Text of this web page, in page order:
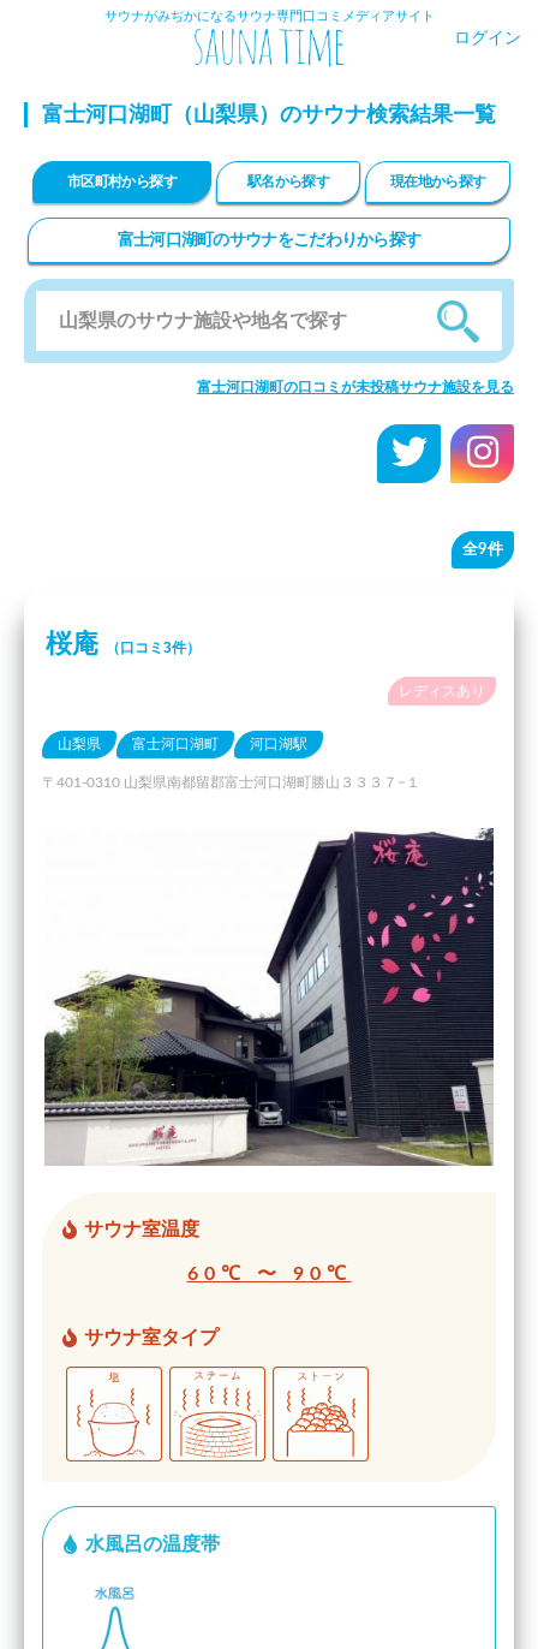
サウナがみぢかになるサウナ専門口コミメディアサイト
ログイン
富士河口湖町 （山梨県）のサウナ検索結果一覧
市区町村から探す 駅名から探す 現在地から探す
富士河口湖町のサウナをこだわりから探す
富士河口湖町の口コミが未投稿サウナ施設を見る
全9件
桜庵 （口コミ3件）
レディスあり
山梨県 富士河口湖町 河口湖駅
〒401-0310 山梨県南都留郡富士河口湖町勝山３３３７−１
サウナ室温度
60℃ 〜 90℃
サウナ室タイプ
水風呂の温度帯